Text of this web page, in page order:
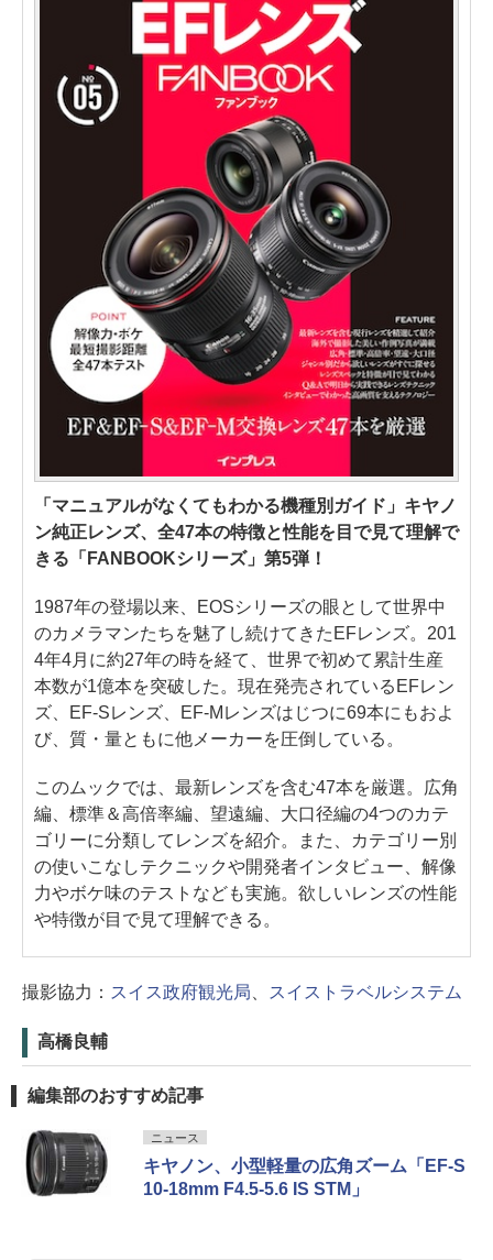
「マニュアルがなくてもわかる機種別ガイド」キヤノ
ン純正レンズ、全47本の特徴と性能を目で見て理解で
きる「FANBOOKシリーズ」第5弾！
1987年の登場以来、EOSシリーズの眼として世界中
のカメラマンたちを魅了し続けてきたEFレンズ。201
4年4月に約27年の時を経て、世界で初めて累計生産
本数が1億本を突破した。現在発売されているEFレン
ズ、EF-Sレンズ、EF-Mレンズはじつに69本にもおよ
び、質・量ともに他メーカーを圧倒している。
このムックでは、最新レンズを含む47本を厳選。広角
編、標準＆高倍率編、望遠編、大口径編の4つのカテ
ゴリーに分類してレンズを紹介。また、カテゴリー別
の使いこなしテクニックや開発者インタビュー、解像
力やボケ味のテストなども実施。欲しいレンズの性能
や特徴が目で見て理解できる。
撮影協力： スイス政府観光局 スイストラベルシステム
高橋良輔
編集部のおすすめ記事
ニュース
キヤノン、小型軽量の広角ズーム「EF-S
10-18mm F4.5-5.6 IS STM」